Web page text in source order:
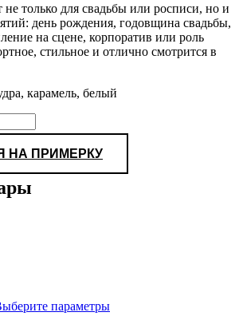
не только для свадьбы или росписи, но и
день рождения, годовщина свадьбы,
на сцене, корпоратив или роль
стильное и отлично смотрится в
карамель, белый
НА ПРИМЕРКУ
параметрыЭтот